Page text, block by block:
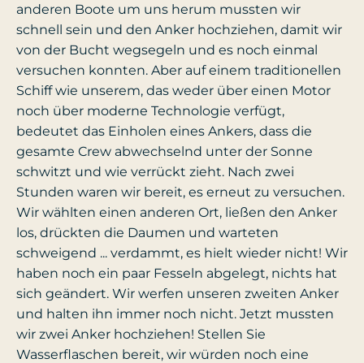
anderen Boote um uns herum mussten wir
schnell sein und den Anker hochziehen, damit wir
von der Bucht wegsegeln und es noch einmal
versuchen konnten. Aber auf einem traditionellen
Schiff wie unserem, das weder über einen Motor
noch über moderne Technologie verfügt,
bedeutet das Einholen eines Ankers, dass die
gesamte Crew abwechselnd unter der Sonne
schwitzt und wie verrückt zieht. Nach zwei
Stunden waren wir bereit, es erneut zu versuchen.
Wir wählten einen anderen Ort, ließen den Anker
los, drückten die Daumen und warteten
schweigend ... verdammt, es hielt wieder nicht! Wir
haben noch ein paar Fesseln abgelegt, nichts hat
sich geändert. Wir werfen unseren zweiten Anker
und halten ihn immer noch nicht. Jetzt mussten
wir zwei Anker hochziehen! Stellen Sie
Wasserflaschen bereit, wir würden noch eine